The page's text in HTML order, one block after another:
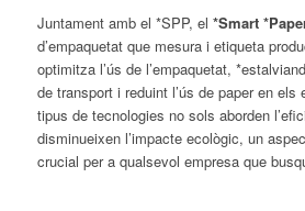
Juntament amb el *SPP, el *Smart
d’empaquetat que mesura i etiqueta
optimitza l’ús de l’empaquetat,
de transport i reduint l’ús de paper en
tipus de tecnologies no sols aborden
disminueixen l’impacte ecològic, un
crucial per a qualsevol empresa que